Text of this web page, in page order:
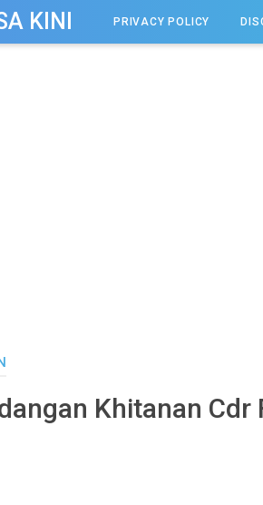
KINI PRIVACY POLICY
Khitanan Cdr